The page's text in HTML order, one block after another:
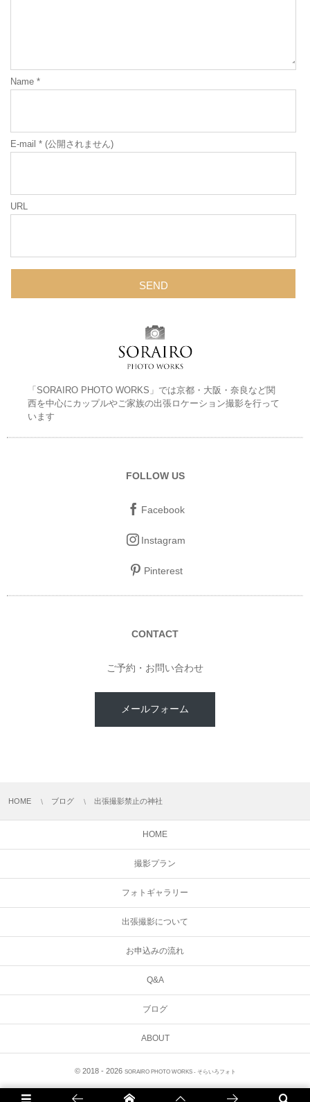
Name *
E-mail * (公開されません)
URL
「SORAIRO PHOTO WORKS」では京都・大阪・奈良など関
西を中心にカップルやご家族の出張ロケーション撮影を行って
います
FOLLOW US
Facebook
Instagram
Pinterest
CONTACT
ご予約・お問い合わせ
メールフォーム
HOME ブログ 出張撮影禁止の神社
HOME
撮影プラン
フォトギャラリー
出張撮影について
お申込みの流れ
Q&A
ブログ
ABOUT
© 2018 - 2026 SORAIRO PHOTO WORKS - そらいろフォト